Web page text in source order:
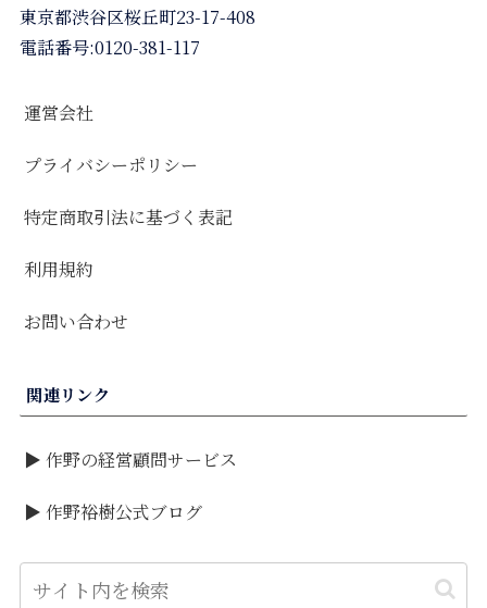
東京都渋谷区桜丘町23-17-408
電話番号:0120-381-117
運営会社
プライバシーポリシー
特定商取引法に基づく表記
利用規約
お問い合わせ
関連リンク
▶ 作野の経営顧問サービス
▶ 作野裕樹公式ブログ